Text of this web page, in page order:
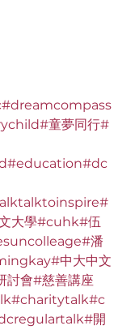
#dreamcompass
#童夢同行#
#education#dc
#
大學#cuhk#伍
#潘
#中大中文
討會#慈善講座
#charitytalk#c
#開